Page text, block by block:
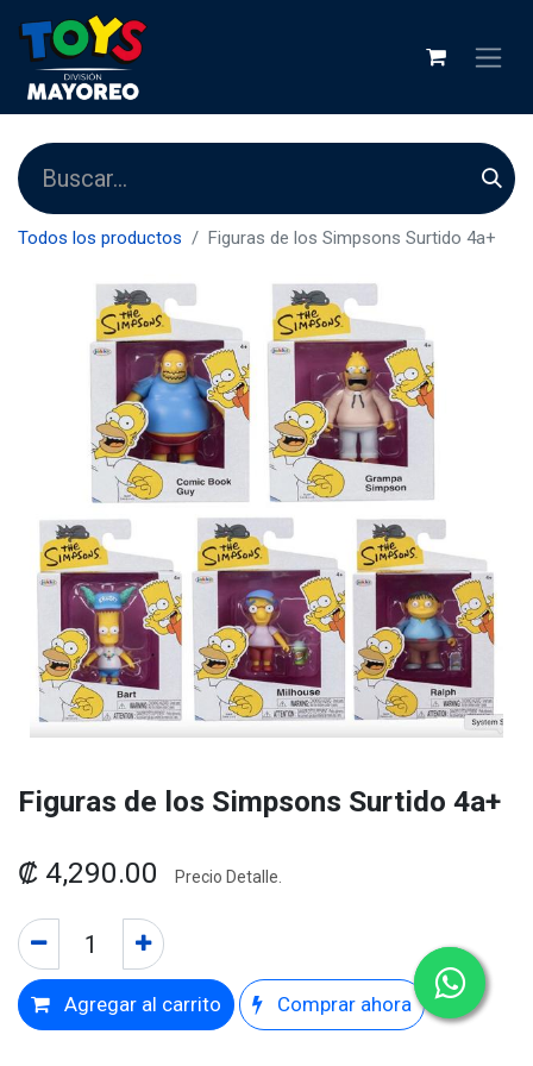
Todos los productos Figuras de los Simpsons Surtido 4a+
Figuras de los Simpsons Surtido 4a+
₡ 4,290.00 Precio Detalle.
Agregar al carrito Comprar ahora